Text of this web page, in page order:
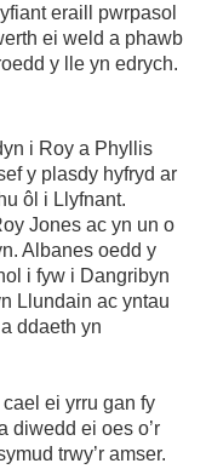
eraill pwrpasol
ei weld a phawb
y lle yn edrych.
i Roy a Phyllis
y plasdy hyfryd ar
ôl i Llyfnant.
Jones ac yn un o
Albanes oedd y
i fyw i Dangribyn
Llundain ac yntau
ddaeth yn
ei yrru gan fy
diwedd ei oes o’r
trwy’r amser.